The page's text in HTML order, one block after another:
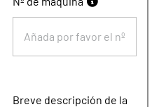
Breve descripción de la